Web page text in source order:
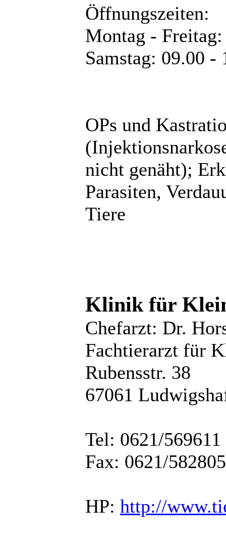
Öffnungszeiten:
Montag -
Samstag: 09.00 -
OPs und
nicht genäht);
Parasiten,
Tiere
Klinik für
Chefarzt: Dr.
Fachtierarzt für
Rubensstr. 38
67061
Tel: 0621/569611
Fax: 0621/582805
HP: http://